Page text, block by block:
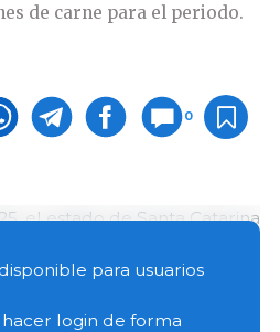
de carne para el periodo.
0
el estado de Santa Catarina
otras), generando ingresos
(MUSD). Las cifras
de 7,3 % en volumen y 16,2
para usuarios
login de forma